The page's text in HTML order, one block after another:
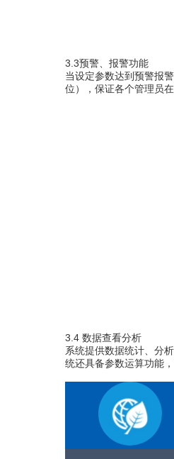
3.3预警、 报警功能
当设定参数达到预警报警
位），保证各个管理员
3.4 数据查看分析
系统提供数据统计
分
统还具备参数运算功能